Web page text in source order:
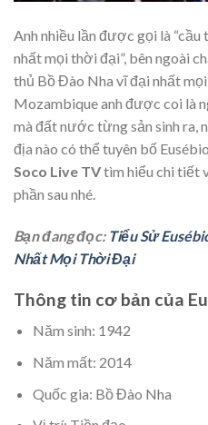
Anh nhiều lần được gọi là “cầu
nhất mọi thời đại”, bên ngoài
thủ Bồ Đào Nha vĩ đại nhất
Mozambique anh được coi là
mà đất nước từng sản sinh ra,
địa nào có thể tuyên bố
Soco Live TVtìm hiểu chi tiết
phần sau nhé.
Bạn đang đọc: Tiểu Sử
Nhất Mọi Thời Đại
Thông tin cơ bản của
Năm sinh: 1942
Năm mất: 2014
Quốc gia: Bồ Đào Nha